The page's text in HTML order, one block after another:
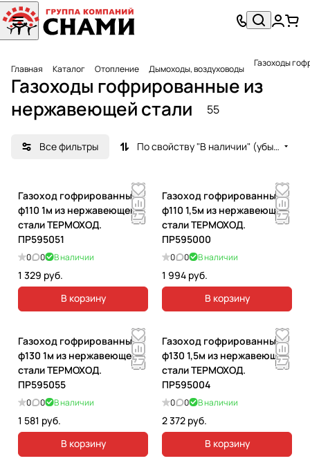
Главная Каталог Отопление Дымоходы, воздуховоды Газоходы
Газоходы гофрированные из
нержавеющей стали
55
Все фильтры По свойству "В наличии" (убывание)
Газоход гофрированный
ф110 1м из нержавеющей
стали ТЕРМОХОД.
ПР595051
0 0 В наличии
1 329 руб.
В корзину
Газоход гофрированный
ф110 1,5м из нержавеющей
стали ТЕРМОХОД.
ПР595000
0 0 В наличии
1 994 руб.
В корзину
Газоход гофрированный
ф130 1м из нержавеющей
стали ТЕРМОХОД.
ПР595055
0 0 В наличии
1 581 руб.
В корзину
Газоход гофрированный
ф130 1,5м из нержавеющей
стали ТЕРМОХОД.
ПР595004
0 0 В наличии
2 372 руб.
В корзину